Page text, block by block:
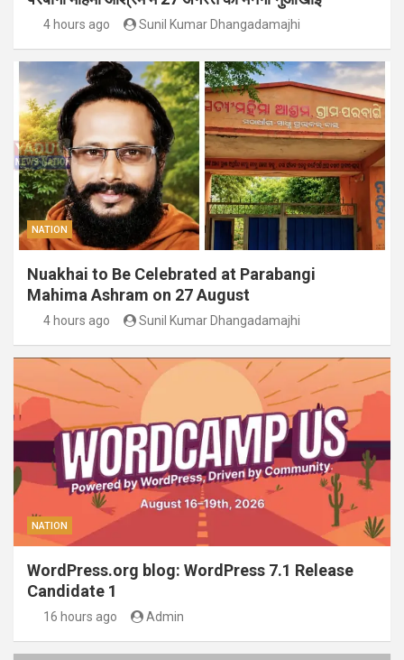
4 hours ago Sunil Kumar Dhangadamajhi
NATION
Nuakhai to Be Celebrated at Parabangi
Mahima Ashram on 27 August
4 hours ago Sunil Kumar Dhangadamajhi
NATION
WordPress.org blog: WordPress 7.1 Release
Candidate 1
16 hours ago Admin